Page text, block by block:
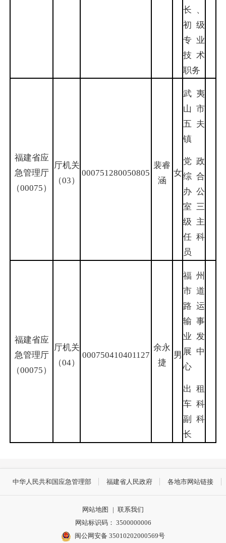
长、
初级
专业
技术
职务
福建省应
急管理厅
（00075）
厅机关
（03）
000751280050805
裴睿
涵
女
武夷
山市
五夫
镇
党政
综合
办公
室三
级主
任科
员
福建省应
急管理厅
（00075）
厅机关
（04）
000750410401127
余永
捷
男
福州
市道
路运
输事
业发
展中
心
出租
车科
副科
长
中华人民共和国应急管理部 福建省人民政府 各地市网站链接
网站地图 | 联系我们
网站标识码： 3500000006
闽公网安备 35010202000569号